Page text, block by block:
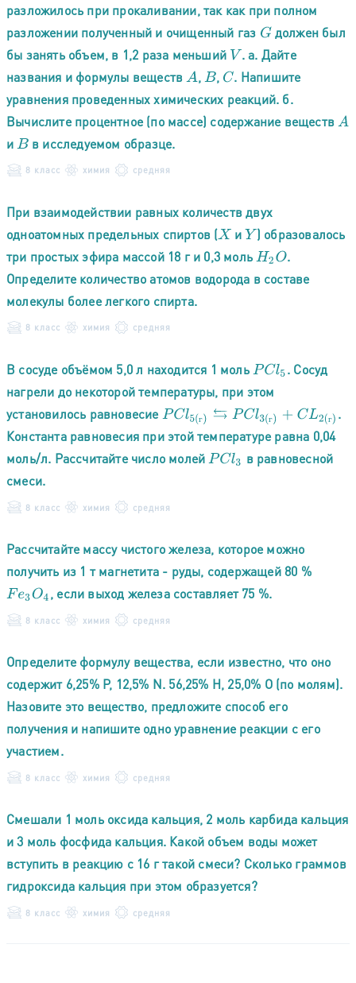
разложилось при прокаливании, так как при полном
разложении полученный и очищенный газ G должен был
бы занять объем, в 1,2 раза меньший V . а. Дайте
названия и формулы веществ A ,B, C . Haпишите
уравнения проведенных химических реакций. б.
Вычислите процентное (по массе) содержание веществ A
и Bв исследуемом образце.
8 класс химия средняя
При взаимодействии равных количеств двух
одноатомных предельных спиртов (X иY ) образовалось
три простых эфира массой 18 г и 0,3 моль H2O .
Определите количество атомов водорода в составе
молекулы более легкого спирта.
8 класс химия средняя
В сосуде объёмом 5,0 л находится 1 мольPCl5 . Сосуд
нагрели до некоторой температуры, при этом
установилось равновесие
г г г
PCl5(г)⇆ PC 3(г)+CL2 (г)
.
Константа равновесия при этой температуре равна 0,04
моль/л. Рассчитайте число молей PCl3
в равновесной
смеси.
8 класс химия средняя
Рассчитайте массу чистого железа, которое можно
получить из 1 т магнетита - руды, содержащей 80 %
Fe3O4 , если выход железа составляет 75 %.
8 класс химия средняя
Определите формулу вещества, если известно, что оно
содержит 6,25% Р, 12,5% N. 56,25% Н, 25,0% О (по молям).
Назовите это вещество, предложите способ его
получения и напишите одно уравнение реакции с его
участием.
8 класс химия средняя
Смешали 1 моль оксида кальция, 2 моль карбида кальция
и 3 моль фосфида кальция. Какой объем воды может
вступить в реакцию с 16 г такой смеси? Сколько граммов
гидроксида кальция при этом образуется?
8 класс химия средняя